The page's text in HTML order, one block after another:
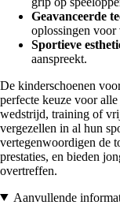
Geavanceerde
oplossingen voor
Sportieve
aanspreekt.
De kinderschoenen
perfecte keuze voor
wedstrijd, training of
vergezellen in al hun
vertegenwoordigen de
prestaties, en bieden
overtreffen.
Aanvullende